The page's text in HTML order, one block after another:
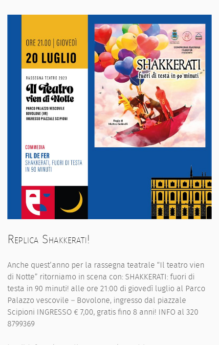
Replica Shakkerati!
Anche quest’anno per la rassegna teatrale “Il teatro vien
di Notte” ritorniamo in scena con: SHAKKERATI: fuori di
testa in 90 minuti! alle ore 21:00 di giovedì luglio al Parco
Palazzo vescovile – Bovolone, ingresso dal piazzale
Scipioni INGRESSO € 7,00, gratis fino 8 anni! INFO al 320
8799369